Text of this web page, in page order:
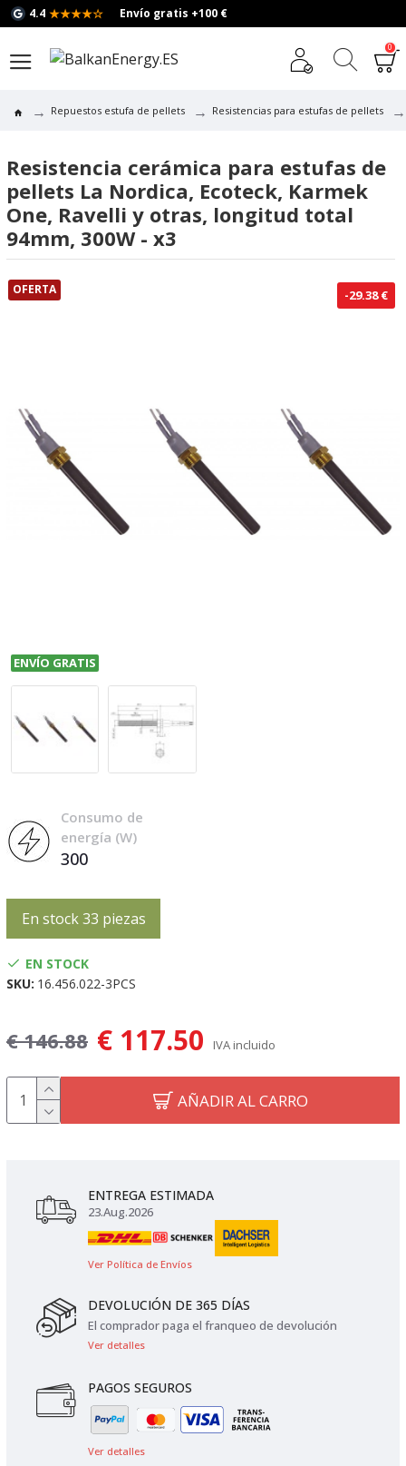
4.4 ★★★★☆ Envío gratis +100 €
0
Repuestos estufa de pellets Resistencias para estufas de pellets
Resistencia cerámica para estufas de
pellets La Nordica, Ecoteck, Karmek
One, Ravelli y otras, longitud total
94mm, 300W - x3
OFERTA
ENVÍO GRATIS
-29.38 €
Consumo de
energía (W)
300
En stock 33 piezas
EN STOCK
SKU: 16.456.022-3PCS
€ 117.50
€ 146.88 IVA incluido
AÑADIR AL CARRO
ENTREGA ESTIMADA
23.Aug.2026
Ver Política de Envíos
DEVOLUCIÓN DE 365 DÍAS
El comprador paga el franqueo de devolución
Ver detalles
PAGOS SEGUROS
Ver detalles